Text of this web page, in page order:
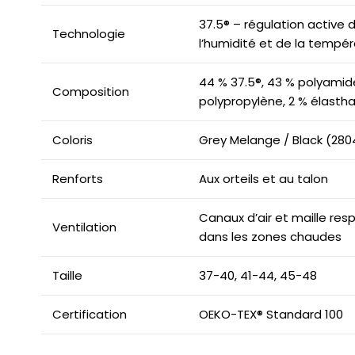
Technologie
37.5® – régulation active
l’humidité et de la
Composition
44 % 37.5®, 43 %
polypropylène, 2 %
Coloris Grey Melange / Black
Renforts Aux orteils et au talon
Ventilation
Canaux d’air et maille
dans les zones chaudes
Taille 37-40, 41-44, 45-48
Certification OEKO-TEX® Standard 100